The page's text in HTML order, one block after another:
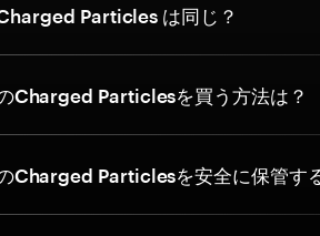
Particles は同じ？
Charged Particlesを買う方法は？
Charged Particlesを安全に保管す